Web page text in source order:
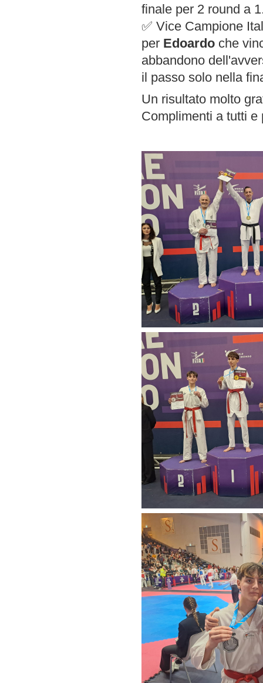
finale per 2 round a
✅️ Vice Campione
per Edoardo che
abbandono
il passo solo nella
Un risultato molto
Complimenti a tutti